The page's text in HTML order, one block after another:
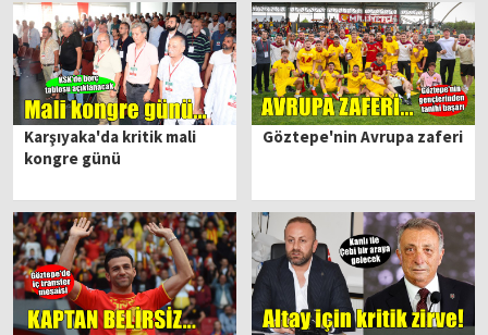
Karşıyaka'da kritik mali
kongre günü
Göztepe'nin Avrupa zaferi